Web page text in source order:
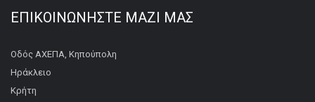
ΕΠΙΚΟΙΝΩΝΉΣΤΕ ΜΑΖΊ ΜΑΣ
Οδός ΑΧΕΠΑ, Κηπούπολη
Ηράκλειο
Κρήτη